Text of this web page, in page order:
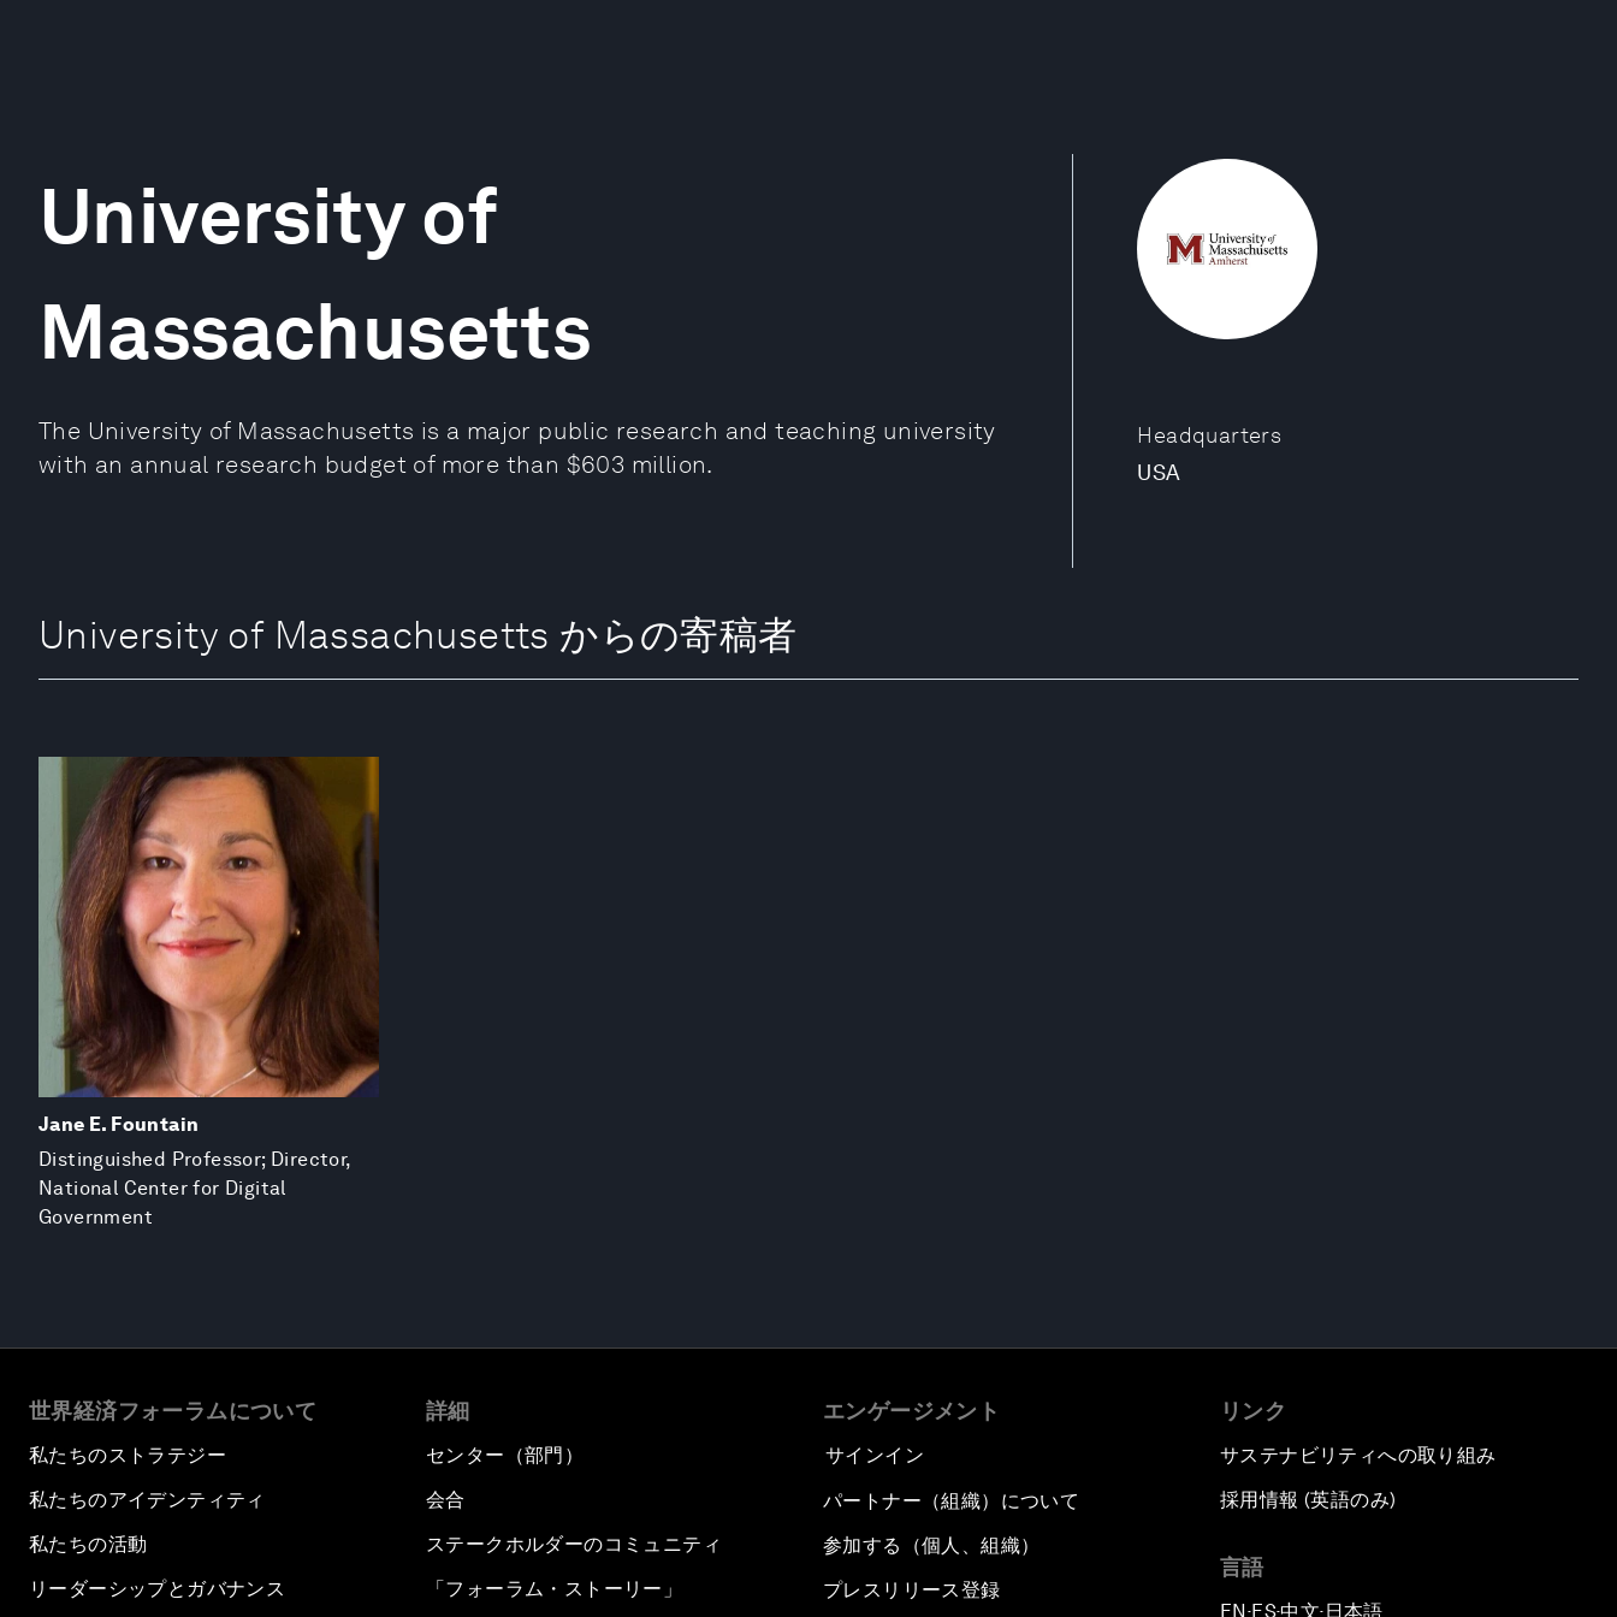
Headquarters
USA
University of
Massachusetts
The University of Massachusetts is a major public research and teaching university
with an annual research budget of more than $603 million.
University of Massachusetts からの寄稿者
Jane E. Fountain
Distinguished Professor; Director,
National Center for Digital
Government
世界経済フォーラムについて
私たちのストラテジー
私たちのアイデンティティ
私たちの活動
リーダーシップとガバナンス
詳細
センター（部門）
会合
ステークホルダーのコミュニティ
「フォーラム・ストーリー」
エンゲージメント
サインイン
パートナー（組織）について
参加する（個人、組織）
プレスリリース登録
リンク
サステナビリティへの取り組み
採用情報 (英語のみ)
言語
EN ▪ES▪中文▪ 日本語